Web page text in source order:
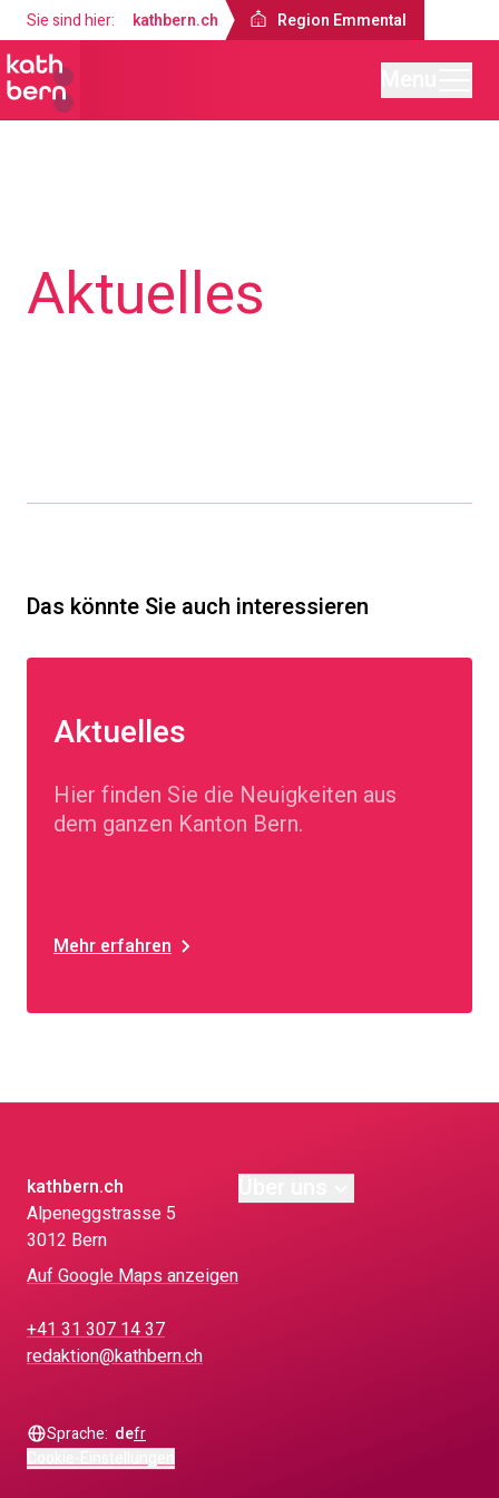
Sie sind hier: kathbern.ch Region Emmental
Aktuelles
Das könnte Sie auch interessieren
Aktuelles
Hier finden Sie die Neuigkeiten aus
dem ganzen Kanton Bern.
Mehr erfahren
kathbern.ch
Alpeneggstrasse 5
3012 Bern
Auf Google Maps anzeigen
+41 31 307 14 37
redaktion@kathbern.ch
Sprache: defr